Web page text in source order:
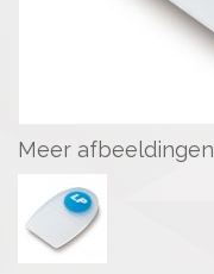
Meer afbeeldingen